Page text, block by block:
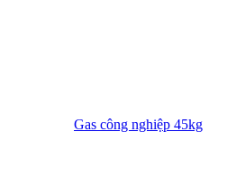
Gas công nghiệp 45kg